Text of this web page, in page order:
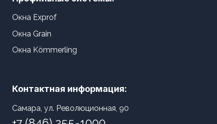
Окна Exprof
Окна Grain
Окна Kömmerling
Контактная информация:
Самара, ул. Революционная, 90